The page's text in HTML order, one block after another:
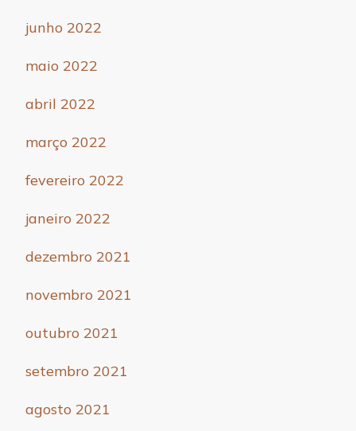
junho 2022
maio 2022
abril 2022
março 2022
fevereiro 2022
janeiro 2022
dezembro 2021
novembro 2021
outubro 2021
setembro 2021
agosto 2021